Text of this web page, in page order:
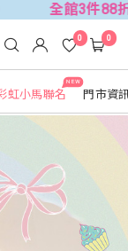
件88折！🦄 滿
NEW
虹小馬聯名 門市資
0 0